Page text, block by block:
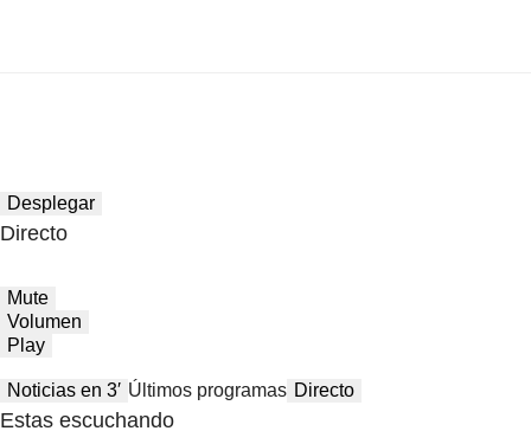
Desplegar
Directo
Mute
Volumen
Play
Noticias en 3′ Últimos programas Directo
Estas escuchando